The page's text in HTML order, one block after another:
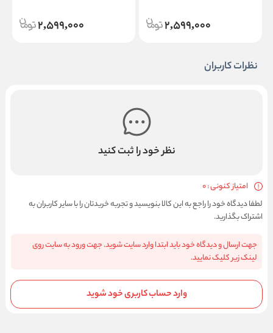
2,599,000
2,599,000
نظرات کاربران
نظر خود را ثبت کنید
امتیاز کنونی : 0
لطفا دیدگاه خود را راجع به این کالا بنویسید و تجربه خریدتان را با سایر کاربران به
اشتراک بگذارید.
جهت ارسال و دیدگاه خود باید ابتدا وارد سایت شوید. جهت ورود به سایت روی
لینک زیر کلیک نمایید.
وارد حساب کاربری خود شوید